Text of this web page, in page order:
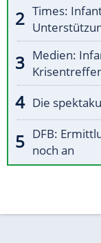
Times:
Medien:
Die
DFB:
noch an